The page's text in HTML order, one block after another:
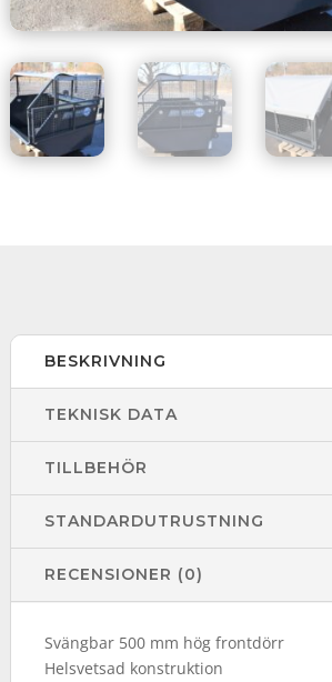
BESKRIVNING
TEKNISK DATA
TILLBEHÖR
STANDARDUTRUSTNING
RECENSIONER (0)
Svängbar 500 mm hög frontdörr
Helsvetsad konstruktion